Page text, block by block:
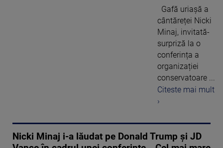
Gafă uriașă a
cântăreței Nicki
Minaj, invitată-
surpriză la o
conferința a
organizației
conservatoare ...
Citeste mai mult
›
Nicki Minaj i-a lăudat pe Donald Trump şi JD